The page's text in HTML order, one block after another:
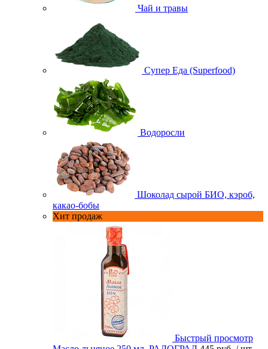
Чай и травы
Супер Еда (Superfood)
Водоросли
Шоколад сырой БИО, кэроб,
какао-бобы
Хит продаж
Быстрый просмотр